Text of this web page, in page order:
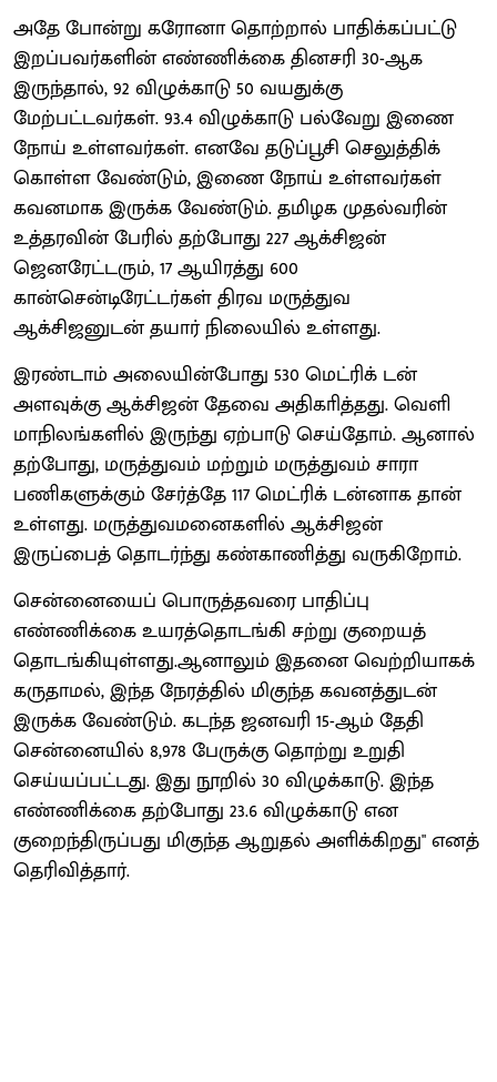
அதே போன்று கரோனா தொற்றால் பாதிக்கப்பட்டு
இறப்பவர்களின் எண்ணிக்கை தினசரி 30-ஆக
இருந்தால், 92 விழுக்காடு 50 வயதுக்கு
மேற்பட்டவர்கள். 93.4 விழுக்காடு பல்வேறு இணை
நோய் உள்ளவர்கள். எனவே தடுப்பூசி செலுத்திக்
கொள்ள வேண்டும், இணை நோய் உள்ளவர்கள்
கவனமாக இருக்க வேண்டும். தமிழக முதல்வரின்
உத்தரவின் பேரில் தற்போது 227 ஆக்சிஜன்
ஜெனரேட்டரும், 17 ஆயிரத்து 600
கான்சென்டிரேட்டர்கள் திரவ மருத்துவ
ஆக்சிஜனுடன் தயார் நிலையில் உள்ளது.
இரண்டாம் அலையின்போது 530 மெட்ரிக் டன்
அளவுக்கு ஆக்சிஜன் தேவை அதிகாித்தது. வெளி
மாநிலங்களில் இருந்து ஏற்பாடு செய்தோம். ஆனால்
தற்போது, மருத்துவம் மற்றும் மருத்துவம் சாரா
பணிகளுக்கும் சேர்த்தே 117 மெட்ரிக் டன்னாக தான்
உள்ளது. மருத்துவமனைகளில் ஆக்சிஜன்
இருப்பைத் தொடர்ந்து கண்காணித்து வருகிறோம்.
சென்னையைப் பொருத்தவரை பாதிப்பு
எண்ணிக்கை உயரத்தொடங்கி சற்று குறையத்
தொடங்கியுள்ளது.ஆனாலும் இதனை வெற்றியாகக்
கருதாமல், இந்த நேரத்தில் மிகுந்த கவனத்துடன்
இருக்க வேண்டும். கடந்த ஜனவரி 15-ஆம் தேதி
சென்னையில் 8,978 பேருக்கு தொற்று உறுதி
செய்யப்பட்டது. இது நூறில் 30 விழுக்காடு. இந்த
எண்ணிக்கை தற்போது 23.6 விழுக்காடு என
குறைந்திருப்பது மிகுந்த ஆறுதல் அளிக்கிறது" எனத்
தெரிவித்தார்.